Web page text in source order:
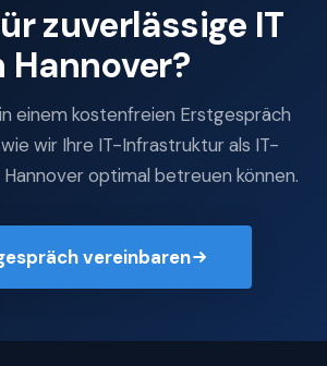
zuverlässige IT
Hannover?
einem kostenfreien Erstgespräch
wir Ihre IT-Infrastruktur als IT-
optimal betreuen können.
vereinbaren